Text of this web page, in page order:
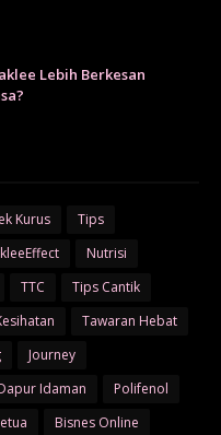
Lebih Berkesan
Kurus
Tips
Nutrisi
TTC
Tips Cantik
Tawaran Hebat
Journey
Idaman
Polifenol
Bisnes Online